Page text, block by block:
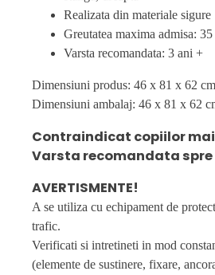
Realizata din materiale sigure
Greutatea maxima admisa:
Varsta recomandata: 3 ani +
Dimensiuni produs: 46 x 81 x 62 cm
Dimensiuni ambalaj: 46 x 81 x 62
Contraindicat copiilor mai
Varsta recomandata spre
AVERTISMENTE!
A se utiliza cu echipament de
trafic.
Verificati si intretineti in mod
(elemente de sustinere, fixare,